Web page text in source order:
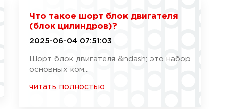
Что такое шорт блок двигателя
(блок цилиндров)?
2025-06-04 07:51:03
Шорт блок двигателя &ndash; это набор
основных ком...
читать полностью